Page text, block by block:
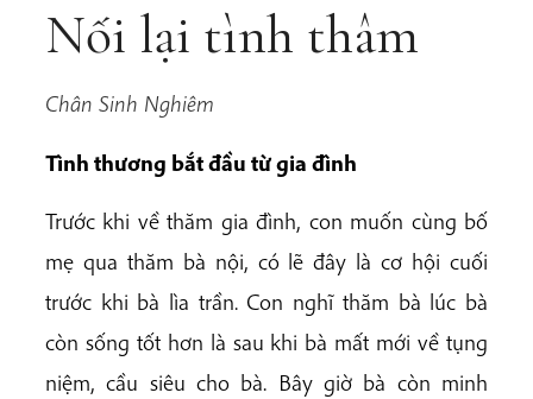
Nối lại tình thâm
Chân Sinh Nghiêm
Tình thương bắt đầu từ gia đình
Trước khi về thăm gia đình, con muốn cùng bố
mẹ qua thăm bà nội, có lẽ đây là cơ hội cuối
trước khi bà lìa trần. Con nghĩ thăm bà lúc bà
còn sống tốt hơn là sau khi bà mất mới về tụng
niệm, cầu siêu cho bà. Bây giờ bà còn minh